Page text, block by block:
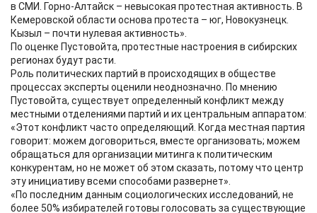
в СМИ. Горно-Алтайск – невысокая протестная активность. В
Кемеровской области основа протеста – юг, Новокузнецк.
Кызыл – почти нулевая активность».
По оценке Пустовойта, протестные настроения в сибирских
регионах будут расти.
Роль политических партий в происходящих в обществе
процессах эксперты оценили неоднозначно. По мнению
Пустовойта, существует определенный конфликт между
местными отделениями партий и их центральным аппаратом:
«Этот конфликт часто определяющий. Когда местная партия
говорит: можем договориться, вместе организовать; можем
обращаться для организации митинга к политическим
конкурентам, но не может об этом сказать, потому что центр
эту инициативу всеми способами развернет».
«По последним данным социологических исследований, не
более 50% избирателей готовы голосовать за существующие